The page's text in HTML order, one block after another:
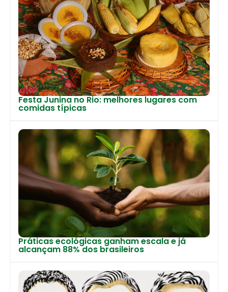
Festa Junina no Rio: melhores lugares com
comidas típicas
Práticas ecológicas ganham escala e já
alcançam 88% dos brasileiros